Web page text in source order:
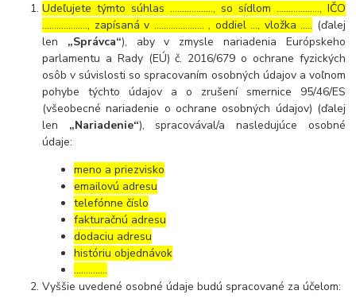
Udeľujete týmto súhlas ……………..., so sídlom ………………, IČO
………………., zapísaná v ………………… , oddiel …, vložka ….. (ďalej
len „Správca“), aby v zmysle nariadenia Európskeho
parlamentu a Rady (EÚ) č. 2016/679 o ochrane fyzických
osôb v súvislosti so spracovaním osobných údajov a voľnom
pohybe týchto údajov a o zrušení smernice 95/46/ES
(všeobecné nariadenie o ochrane osobných údajov) (ďalej
len „Nariadenie“), spracovával/a nasledujúce osobné
údaje:
meno a priezvisko
emailovú adresu
telefónne číslo
fakturačnú adresu
dodaciu adresu
históriu objednávok
…………..
Vyššie uvedené osobné údaje budú spracované za účelom: